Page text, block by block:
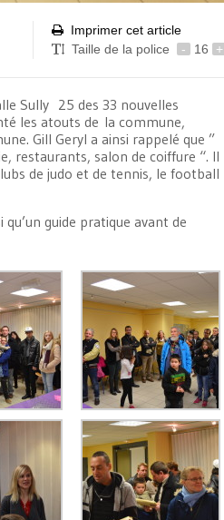
Imprimer cet article
Taille de la police
- 16 +
Sully 25 des 33 nouvelles
les atouts de la commune,
Gill Geryl a ainsi rappelé que ”
restaurants, salon de coiffure “. Il
de judo et de tennis, le football
guide pratique avant de